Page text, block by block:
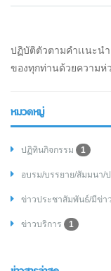
ปฏิบัติตัวตามคำเเนะน
ของทุกท่านด้วยความห่
หมวดหมู่
ปฏิทินกิจกรรม 1
อบรม/บรรยาย/สัมมนา/
ข่าวประชาสัมพันธ์/มีข่า
ข่าวบริการ 1